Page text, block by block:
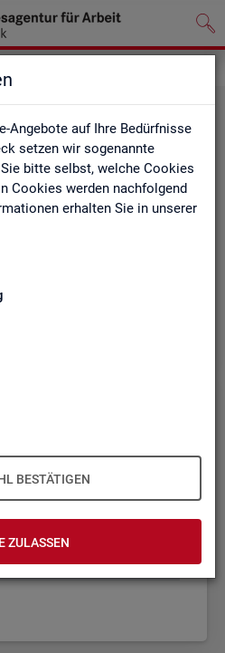
Angebote auf Ihre Bedürfnisse
setzen wir sogenannte
bitte selbst, welche Cookies
Cookies werden nachfolgend
erhalten Sie in unserer
BESTÄTIGEN
ZULASSEN
Ar­beits­markt